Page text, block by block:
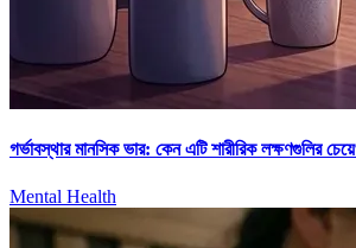
গর্ভাবস্থার মানসিক ভার: কেন এটি শারীরিক লক্ষণগুলির
Mental Health